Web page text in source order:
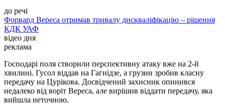
до речі
Форвард Вереса отримав тривалу дискваліфікацію – рішення
КДК УАФ
відео дня
реклама
Господарі поля створили перспективну атаку вже на 2-й
хвилині. Гусол віддав на Гагнідзе, а грузин зробив класну
передачу на Цурікова. Досвідчений захисник опинився
недалеко від воріт Вереса, але вирішив віддати передачу, яка
вийшла неточною.